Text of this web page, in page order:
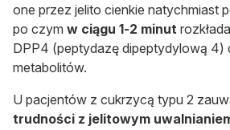
one przez jelito cienkie natychmiast
po czym w ciągu 1-2 minut
DPP4 (peptydazę dipeptydylową 4)
metabolitów.
U pacjentów z cukrzycą typu 2
trudności z jelitowym